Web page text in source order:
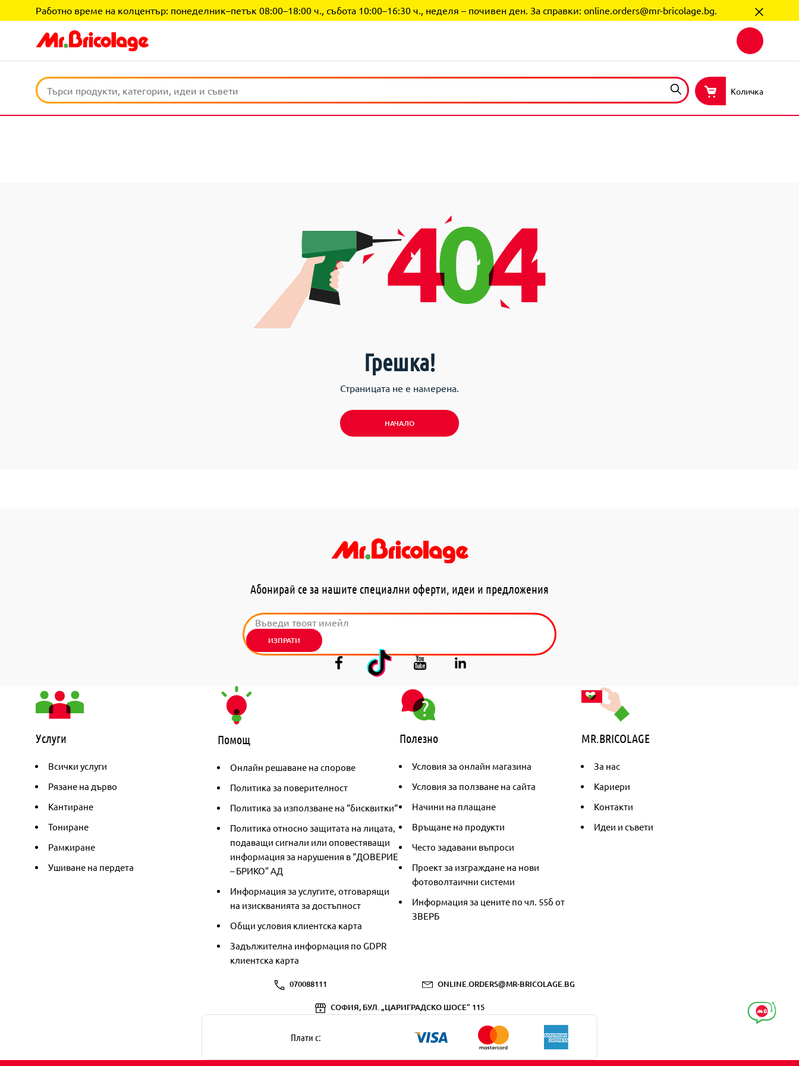
Работно време на колцентър: понеделник–петък 08:00–18:00 ч., събота 10:00–16:30 ч., неделя – почивен ден. За справки: online.orders@mr-bricolage.bg.
Количка
Грешка!
Страницата не е намерена.
НАЧАЛО
Абонирай се за нашите специални оферти, идеи и предложения
ИЗПРАТИ
Услуги
Всички услуги
Рязане на дърво
Кантиране
Тониране
Рамкиране
Ушиване на пердета
Помощ
Онлайн решаване на спорове
Политика за поверителност
Политика за използване на “бисквитки“
Политика относно защитата на лицата,
подаващи сигнали или оповестяващи
информация за нарушения в “ДОВЕРИЕ
– БРИКО” АД
Информация за услугите, отговарящи
на изискванията за достъпност
Общи условия клиентска карта
Задължителна информация по GDPR
клиентска карта
Полезно
Условия за онлайн магазина
Условия за ползване на сайта
Начини на плащане
Връщане на продукти
Често задавани въпроси
Проект за изграждане на нови
фотоволтаични системи
Информация за цените по чл. 55б от
ЗВЕРБ
MR.BRICOLAGE
За нас
Кариери
Контакти
Идеи и съвети
070088111 ONLINE.ORDERS@MR-BRICOLAGE.BG
СОФИЯ, БУЛ. „ЦАРИГРАДСКО ШОСЕ” 115
Плати с: